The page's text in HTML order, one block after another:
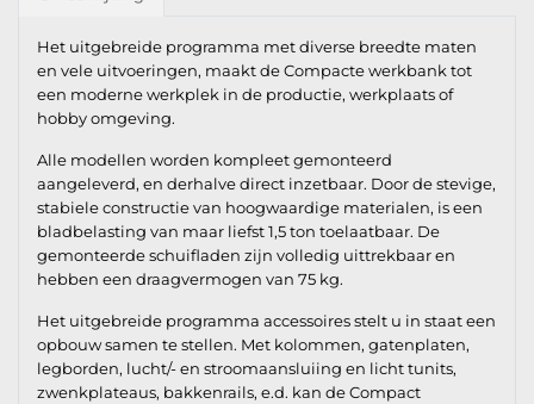
Het uitgebreide programma met diverse breedte maten
en vele uitvoeringen, maakt de Compacte werkbank tot
een moderne werkplek in de productie, werkplaats of
hobby omgeving.
Alle modellen worden kompleet gemonteerd
aangeleverd, en derhalve direct inzetbaar. Door de stevige,
stabiele constructie van hoogwaardige materialen, is een
bladbelasting van maar liefst 1,5 ton toelaatbaar. De
gemonteerde schuifladen zijn volledig uittrekbaar en
hebben een draagvermogen van 75 kg.
Het uitgebreide programma accessoires stelt u in staat een
opbouw samen te stellen. Met kolommen, gatenplaten,
legborden, lucht/- en stroomaansluiing en licht tunits,
zwenkplateaus, bakkenrails, e.d. kan de Compact